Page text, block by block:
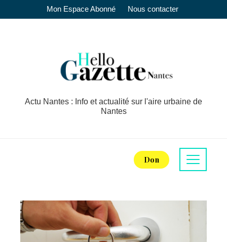
Mon Espace Abonné Nous contacter
Actu Nantes : Info et actualité sur l'aire urbaine de
Nantes
Don